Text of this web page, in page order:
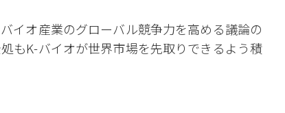
イオ産業のグローバル競争力を高める議論の
もK-バイオが世界市場を先取りできるよう積